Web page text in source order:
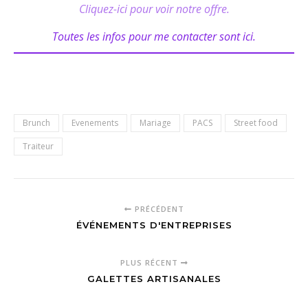
Cliquez-ici pour voir notre offre.
Toutes les infos pour me contacter sont ici.
Brunch Evenements Mariage PACS
Street food
Traiteur
PRÉCÉDENT
ÉVÉNEMENTS D'ENTREPRISES
PLUS RÉCENT
GALETTES ARTISANALES